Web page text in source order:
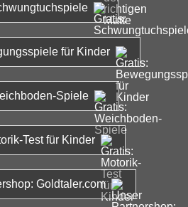
für Kinder
Spiele
Test für Kinder
Goldtaler.com